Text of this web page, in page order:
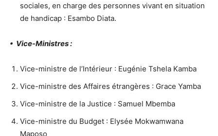
sociales, en charge des personnes vivant en situation
de handicap : Esambo Diata.
• Vice-Ministres :
Vice-ministre de l’Intérieur : Eugénie Tshela Kamba
Vice-ministre des Affaires étrangères : Grace Yamba
Vice-ministre de la Justice : Samuel Mbemba
Vice-ministre du Budget : Elysée Mokwamwana
Maposo